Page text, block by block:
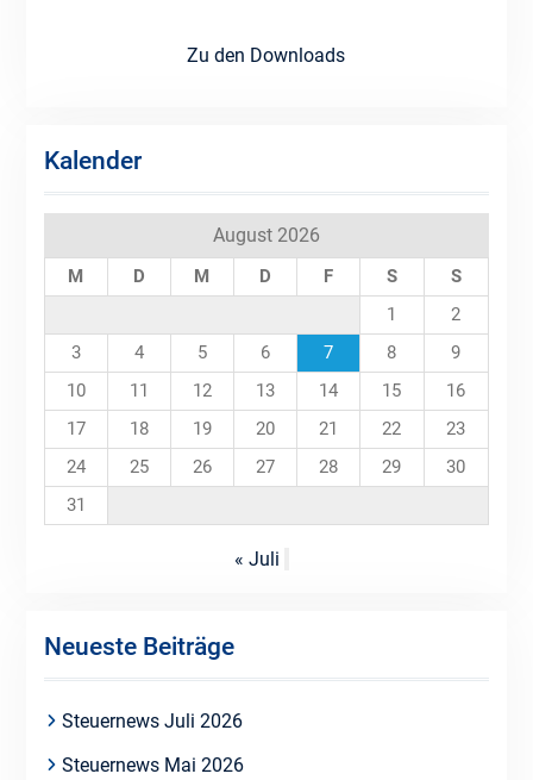
Zu den Downloads
Kalender
August 2026
M D M D F S
S
1
2
3
4 5 6 7 8
9
10
11 12 13 14 15
16
17
18 19 20 21 22
23
24
25 26 27 28 29
30
31
« Juli
Neueste Beiträge
Steuernews Juli 2026
Steuernews Mai 2026